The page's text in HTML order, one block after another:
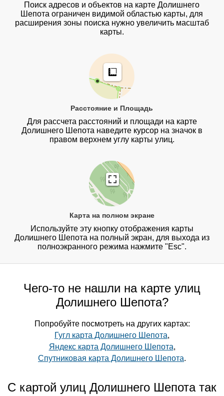
Поиск адресов и объектов на карте Долишнего
Шепота ограничен видимой областью карты, для
расширения зоны поиска нужно увеличить масштаб
карты.
Расстояние и Площадь
Для рассчета расстояний и площади на карте
Долишнего Шепота наведите курсор на значок в
правом верхнем углу карты улиц.
Карта на полном экране
Используйте эту кнопку отображения карты
Долишнего Шепота на полный экран, для выхода из
полноэкранного режима нажмите "Esc".
Чего-то не нашли на карте улиц
Долишнего Шепота?
Попробуйте посмотреть на других картах:
Гугл карта Долишнего Шепота,
Яндекс карта Долишнего Шепота,
Спутниковая карта Долишнего Шепота.
С картой улиц Долишнего Шепота так